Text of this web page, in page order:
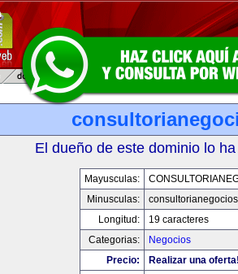
El dueño de este dominio lo
Mayusculas:
Minusculas:
Longitud:
19 caracteres
Categorias:
Negocios
Precio:
Realizar una